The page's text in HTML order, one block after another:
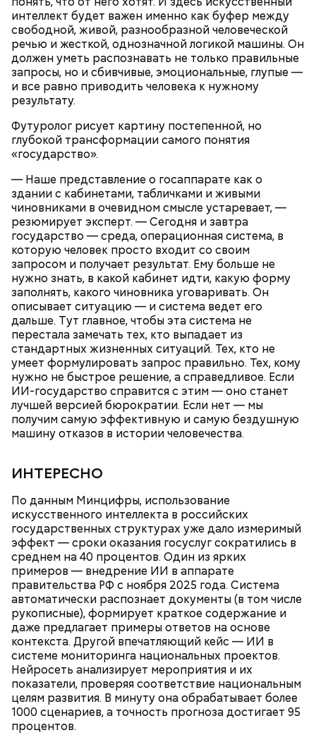
интеллект будет важен именно как буфер между
свободной, живой, разнообразной человеческой
речью и жесткой, однозначной логикой машины. Он
должен уметь распознавать не только правильные
запросы, но и сбивчивые, эмоциональные, глупые —
и все равно приводить человека к нужному
результату.
Футуролог рисует картину постепенной, но
глубокой трансформации самого понятия
«государство».
— Наше представление о госаппарате как о
здании с кабинетами, табличками и живыми
чиновниками в очевидном смысле устаревает, —
резюмирует эксперт. — Сегодня и завтра
государство — среда, операционная система, в
которую человек просто входит со своим
запросом и получает результат. Ему больше не
нужно знать, в какой кабинет идти, какую форму
заполнять, какого чиновника уговаривать. Он
описывает ситуацию — и система ведет его
дальше. Тут главное, чтобы эта система не
перестала замечать тех, кто выпадает из
стандартных жизненных ситуаций. Тех, кто не
умеет формулировать запрос правильно. Тех, кому
нужно не быстрое решение, а справедливое. Если
ИИ-государство справится с этим — оно станет
лучшей версией бюрократии. Если нет — мы
получим самую эффективную и самую бездушную
машину отказов в истории человечества.
ИНТЕРЕСНО
По данным Минцифры, использование
искусственного интеллекта в российских
государственных структурах уже дало измеримый
эффект — сроки оказания госуслуг сократились в
среднем на 40 процентов. Один из ярких
примеров — внедрение ИИ в аппарате
правительства РФ с ноября 2025 года. Система
автоматически распознает документы (в том числе
рукописные), формирует краткое содержание и
даже предлагает примеры ответов на основе
контекста. Другой впечатляющий кейс — ИИ в
системе мониторинга национальных проектов.
Нейросеть анализирует мероприятия и их
показатели, проверяя соответствие национальным
целям развития. В минуту она обрабатывает более
1000 сценариев, а точность прогноза достигает 95
процентов.